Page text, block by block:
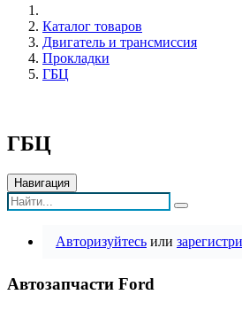
Каталог товаров
Двигатель и трансмиссия
Прокладки
ГБЦ
ГБЦ
Навигация
Авторизуйтесь или
Автозапчасти Ford